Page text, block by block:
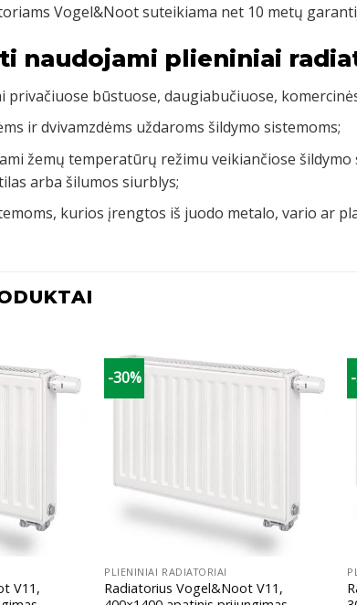
Vogel&Noot suteikiama net 10 metų
naudojami plieniniai
privačiuose būstuose, daugiabučiuose,
ir dvivamzdėms uždaroms šildymo sistemoms;
žemų temperatūrų režimu veikiančiose
arba šilumos siurblys;
kurios įrengtos iš juodo metalo, vario ar
V11,
-30%
PLIENINIAI RADIATORIAI
Radiatorius Vogel&Noot V11,